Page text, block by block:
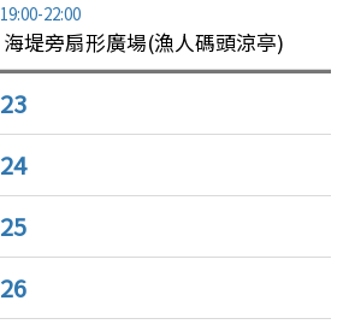
19:00-22:00
海堤旁扇形廣場(漁人碼頭涼亭)
23
24
25
26